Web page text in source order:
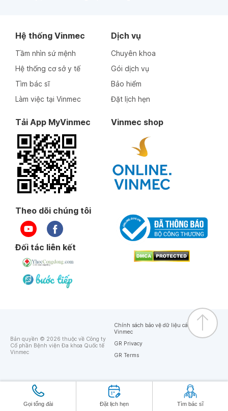
Gọi tổng đài Đặt lịch hẹn Tìm bác sĩ
Hệ thống Vinmec
Tầm nhìn sứ mệnh
Hệ thống cơ sở y tế
Tìm bác sĩ
Làm việc tại Vinmec
Dịch vụ
Chuyên khoa
Gói dịch vụ
Bảo hiểm
Đặt lịch hẹn
Tải App MyVinmec Vinmec shop
Theo dõi chúng tôi
Đối tác liên kết
Bản quyền © 2026 thuộc về Công ty
Cổ phần Bệnh viện Đa khoa Quốc tế
Vinmec
Chính sách bảo vệ dữ liệu cá nhân của
Vinmec
GR Privacy
GR Terms